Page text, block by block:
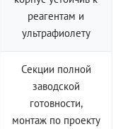
реагентам и
ультрафиолету
Секции полной
заводской
готовности,
монтаж по проекту